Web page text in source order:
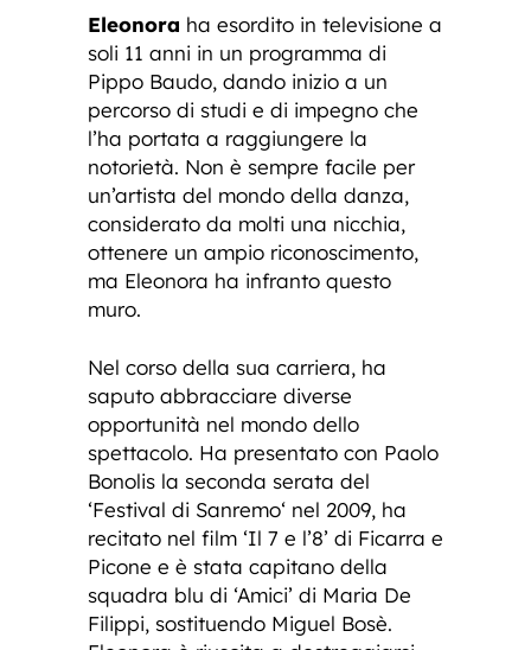
Eleonora ha esordito in televisione a
soli 11 anni in un programma di
Pippo Baudo, dando inizio a un
percorso di studi e di impegno che
l’ha portata a raggiungere la
notorietà. Non è sempre facile per
un’artista del mondo della danza,
considerato da molti una nicchia,
ottenere un ampio riconoscimento,
ma Eleonora ha infranto questo
muro.
Nel corso della sua carriera, ha
saputo abbracciare diverse
opportunità nel mondo dello
spettacolo. Ha presentato con Paolo
Bonolis la seconda serata del
‘Festival di Sanremo‘ nel 2009, ha
recitato nel film ‘Il 7 e l’8’ di Ficarra e
Picone e è stata capitano della
squadra blu di ‘Amici’ di Maria De
Filippi, sostituendo Miguel Bosè.